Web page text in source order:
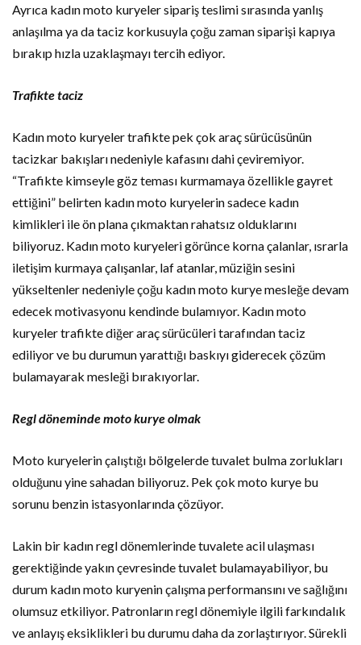
Ayrıca kadın moto kuryeler sipariş teslimi sırasında yanlış
anlaşılma ya da taciz korkusuyla çoğu zaman siparişi kapıya
bırakıp hızla uzaklaşmayı tercih ediyor.
Trafikte taciz
Kadın moto kuryeler trafikte pek çok araç sürücüsünün
tacizkar bakışları nedeniyle kafasını dahi çeviremiyor.
“Trafikte kimseyle göz teması kurmamaya özellikle gayret
ettiğini” belirten kadın moto kuryelerin sadece kadın
kimlikleri ile ön plana çıkmaktan rahatsız olduklarını
biliyoruz. Kadın moto kuryeleri görünce korna çalanlar, ısrarla
iletişim kurmaya çalışanlar, laf atanlar, müziğin sesini
yükseltenler nedeniyle çoğu kadın moto kurye mesleğe devam
edecek motivasyonu kendinde bulamıyor. Kadın moto
kuryeler trafikte diğer araç sürücüleri tarafından taciz
ediliyor ve bu durumun yarattığı baskıyı giderecek çözüm
bulamayarak mesleği bırakıyorlar.
Regl döneminde moto kurye olmak
Moto kuryelerin çalıştığı bölgelerde tuvalet bulma zorlukları
olduğunu yine sahadan biliyoruz. Pek çok moto kurye bu
sorunu benzin istasyonlarında çözüyor.
Lakin bir kadın regl dönemlerinde tuvalete acil ulaşması
gerektiğinde yakın çevresinde tuvalet bulamayabiliyor, bu
durum kadın moto kuryenin çalışma performansını ve sağlığını
olumsuz etkiliyor. Patronların regl dönemiyle ilgili farkındalık
ve anlayış eksiklikleri bu durumu daha da zorlaştırıyor. Sürekli